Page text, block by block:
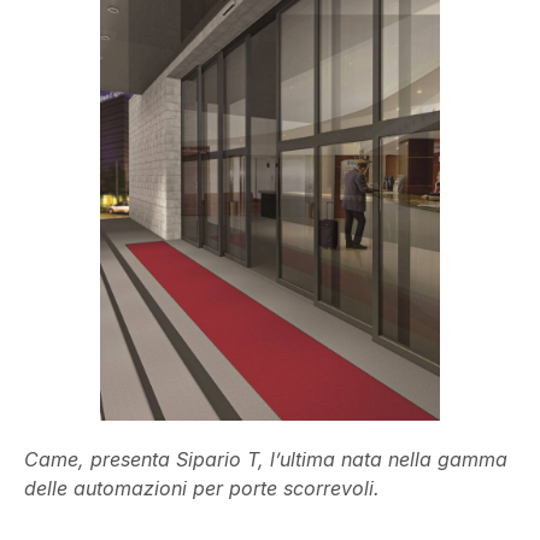
Came, presenta Sipario T, l’ultima nata nella gamma
delle automazioni per porte scorrevoli.